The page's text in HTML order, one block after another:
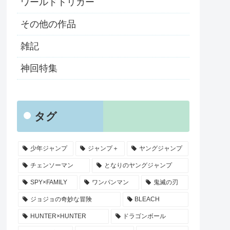
その他の作品
雑記
神回特集
タグ
少年ジャンプ ジャンプ＋ ヤングジャンプ
チェンソーマン となりのヤングジャンプ
SPY×FAMILY ワンパンマン 鬼滅の刃
ジョジョの奇妙な冒険 BLEACH
HUNTER×HUNTER ドラゴンボール